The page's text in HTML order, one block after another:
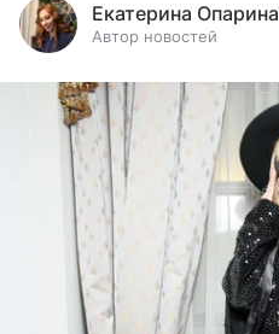
Екатерина Опарина
Автор новостей